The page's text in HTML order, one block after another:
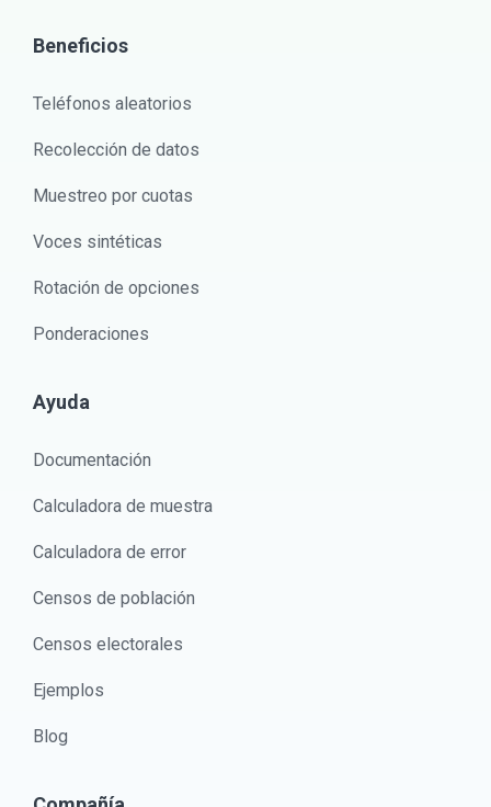
Beneficios
Teléfonos aleatorios
Recolección de datos
Muestreo por cuotas
Voces sintéticas
Rotación de opciones
Ponderaciones
Ayuda
Documentación
Calculadora de muestra
Calculadora de error
Censos de población
Censos electorales
Ejemplos
Blog